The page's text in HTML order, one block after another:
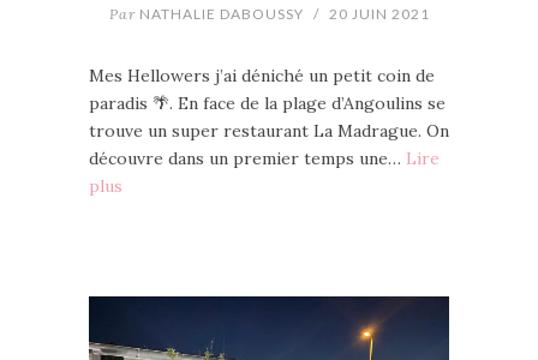
ParNATHALIE DABOUSSY / 20 JUIN 2021
Mes Hellowers j’ai déniché un petit coin de
paradis 🌴. En face de la plage d’Angoulins se
trouve un super restaurant La Madrague. On
découvre dans un premier temps une… Lire
plus